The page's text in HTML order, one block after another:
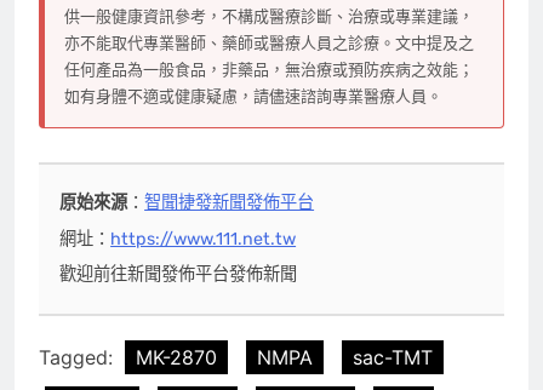
供一般健康資訊參考，不構成醫療診斷、治療或專業建議，
亦不能取代專業醫師、藥師或醫療人員之診療。文中提及之
任何產品為一般食品，非藥品，無治療或預防疾病之效能；
如有身體不適或健康疑慮，請儘速諮詢專業醫療人員。
原始來源：智聞捷發新聞發佈平台
網址： https://www.111.net.tw
歡迎前往新聞發佈平台發佈新聞
Tagged: MK-2870 NMPA
sac-TMT